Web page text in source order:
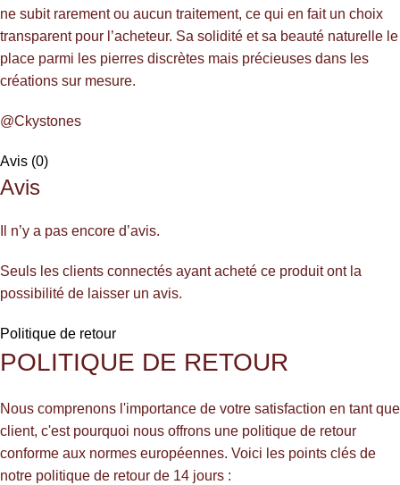
ne subit rarement ou aucun traitement, ce qui en fait un choix
transparent pour l’acheteur. Sa solidité et sa beauté naturelle le
place parmi les pierres discrètes mais précieuses dans les
créations sur mesure.
@Ckystones
Avis (0)
Avis
Il n’y a pas encore d’avis.
Seuls les clients connectés ayant acheté ce produit ont la
possibilité de laisser un avis.
Politique de retour
POLITIQUE DE RETOUR
Nous comprenons l'importance de votre satisfaction en tant que
client, c'est pourquoi nous offrons une politique de retour
conforme aux normes européennes. Voici les points clés de
notre politique de retour de 14 jours :